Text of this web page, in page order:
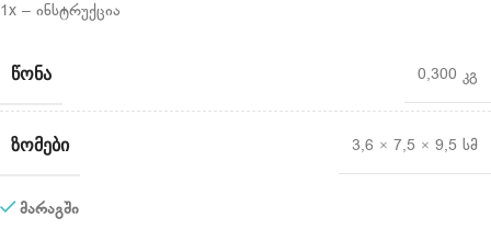
1x – ინსტრუქცია
ᲬᲝᲜᲐ 0,300 კგ
ᲖᲝᲛᲔᲑᲘ 3,6 × 7,5 × 9,5 სმ
მარაგში